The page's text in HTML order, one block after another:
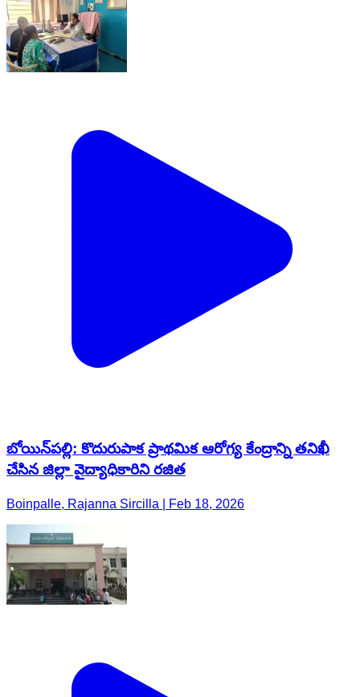
బోయిన్‌పల్లి: కొదురుపాక ప్రాథమిక ఆరోగ్య కేంద్రాన్ని తనిఖీ
చేసిన జిల్లా వైద్యాధికారిని రజిత
Boinpalle, Rajanna Sircilla | Feb 18, 2026